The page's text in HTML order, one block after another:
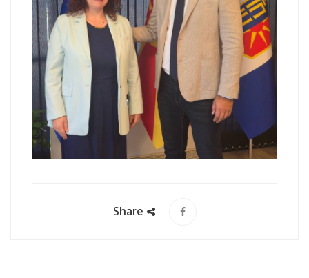
Share